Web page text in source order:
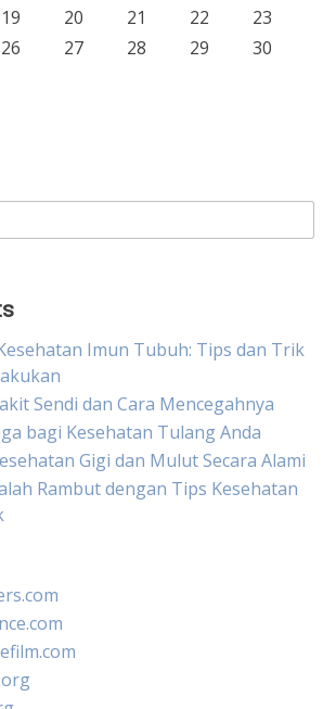
19 20 21 22
23
26 27 28 29
30
Imun Tubuh: Tips dan Trik
Sendi dan Cara Mencegahnya
bagi Kesehatan Tulang Anda
Gigi dan Mulut Secara Alami
Rambut dengan Tips Kesehatan